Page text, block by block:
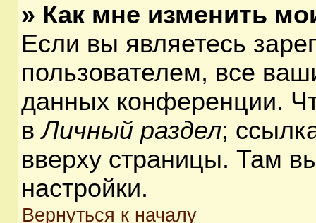
» Как мне изменить
Если вы являетесь
пользователем, все
данных конференции.
вЛичный раздел;
вверху страницы. Там
настройки.
Вернуться к началу